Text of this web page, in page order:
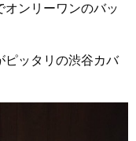
ンリーワンのバッ
ピッタリの渋谷カバ